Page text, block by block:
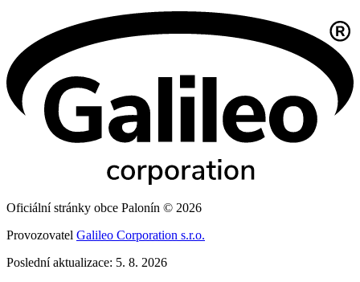
Oficiální stránky obce Palonín © 2026
Provozovatel Galileo Corporation s.r.o.
Poslední aktualizace: 5. 8. 2026